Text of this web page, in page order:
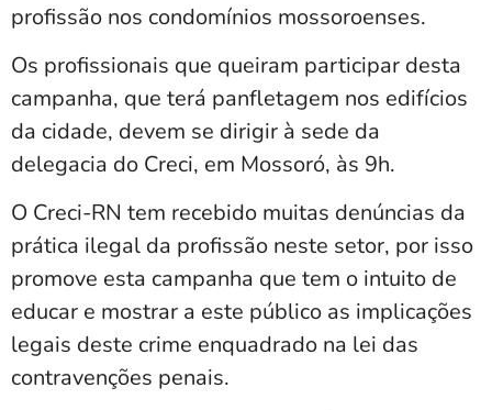
profissão nos condomínios mossoroenses.
Os profissionais que queiram participar desta
campanha, que terá panfletagem nos edifícios
da cidade, devem se dirigir à sede da
delegacia do Creci, em Mossoró, às 9h.
O Creci-RN tem recebido muitas denúncias da
prática ilegal da profissão neste setor, por isso
promove esta campanha que tem o intuito de
educar e mostrar a este público as implicações
legais deste crime enquadrado na lei das
contravenções penais.